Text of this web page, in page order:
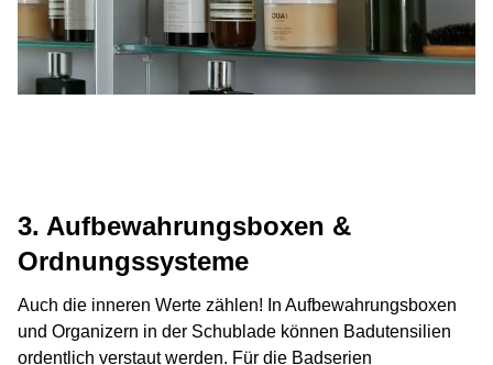
3. Aufbewahrungsboxen &
Ordnungssysteme
Auch die inneren Werte zählen! In Aufbewahrungsboxen
und Organizern in der Schublade können Badutensilien
ordentlich verstaut werden. Für die Badserien